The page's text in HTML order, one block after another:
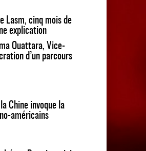
Lasm, cinq mois de
explication
Ouattara, Vice-
d’un parcours
Chine invoque la
américains